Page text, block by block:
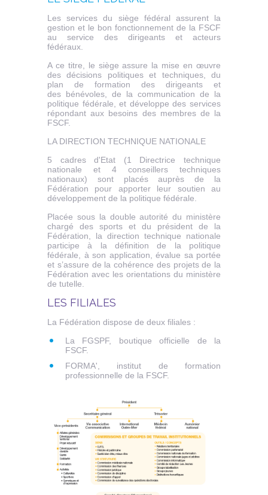
Les services du siège fédéral assurent la
gestion et le bon fonctionnement de la FSCF
au service des dirigeants et acteurs
fédéraux.
A ce titre, le siège assure la mise en œuvre
des décisions politiques et techniques, du
plan de formation des dirigeants et
des bénévoles, de la communication de la
politique fédérale, et développe des services
répondant aux besoins des membres de la
FSCF.
LA DIRECTION TECHNIQUE NATIONALE
5 cadres d'Etat (1 Directrice technique
nationale et 4 conseillers techniques
nationaux) sont placés auprès de la
Fédération pour apporter leur soutien au
développement de la politique fédérale.
Placée sous la double autorité du ministère
chargé des sports et du président de la
Fédération, la direction technique nationale
participe à la définition de la politique
fédérale, à son application, évalue sa portée
et s’assure de la cohérence des projets de la
Fédération avec les orientations du ministère
de tutelle.
LES FILIALES
La Fédération dispose de deux filiales :
La FGSPF, boutique officielle de la
FSCF.
FORMA', institut de formation
professionnelle de la FSCF.